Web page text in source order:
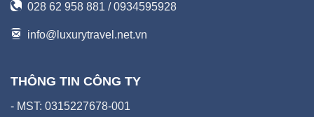
028 62 958 881 / 0934595928
info@luxurytravel.net.vn
THÔNG TIN CÔNG TY
- MST: 0315227678-001